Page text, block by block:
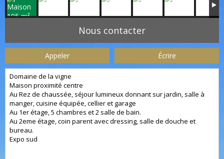
Nous contacter
Appeler Écrire
Domaine de la vigne
Maison proximité centre
Au Rez de chaussée, séjour lumineux donnant sur jardin, salle à
manger, cuisine équipée, cellier et garage
Au 1er étage, 5 chambres et 2 salle de bain.
Au 2eme étage, coin parent avec dressing, salle de douche et
bureau.
Expo sud